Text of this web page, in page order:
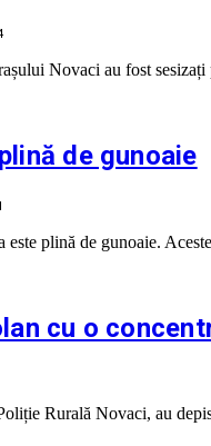
Novaci au fost
de gunoaie
este plină de gunoaie.
cu o
Rurală Novaci, au